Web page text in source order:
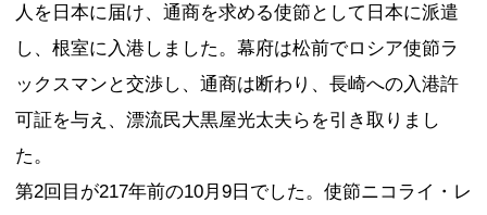
人を日本に届け、通商を求める使節として日本に派遣
し、根室に入港しました。幕府は松前でロシア使節ラ
ックスマンと交渉し、通商は断わり、長崎への入港許
可証を与え、漂流民大黒屋光太夫らを引き取りまし
た。
第2回目が217年前の10月9日でした。使節ニコライ・レ